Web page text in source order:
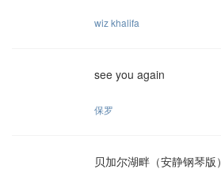
wiz khalifa
see you again
保罗
贝加尔湖畔（安静钢琴版）